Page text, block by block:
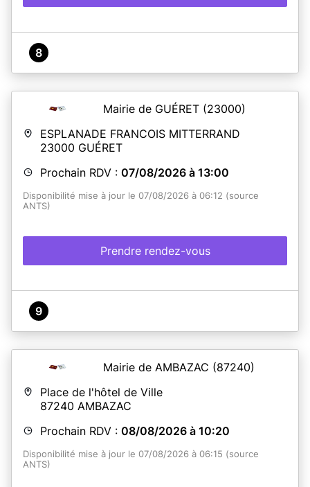
8
Mairie de GUÉRET (23000)
ESPLANADE FRANCOIS MITTERRAND
23000 GUÉRET
Prochain RDV : 07/08/2026 à 13:00
Disponibilité mise à jour le 07/08/2026 à 06:12 (source
ANTS)
Prendre rendez-vous
9
Mairie de AMBAZAC (87240)
Place de l'hôtel de Ville
87240 AMBAZAC
Prochain RDV : 08/08/2026 à 10:20
Disponibilité mise à jour le 07/08/2026 à 06:15 (source
ANTS)